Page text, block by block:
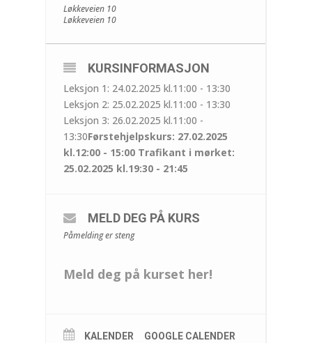
Løkkeveien 10
Løkkeveien 10
KURSINFORMASJON
Leksjon 1: 24.02.2025 kl.11:00 - 13:30
Leksjon 2: 25.02.2025 kl.11:00 - 13:30
Leksjon 3: 26.02.2025 kl.11:00 -
13:30Førstehjelpskurs: 27.02.2025
kl.12:00 - 15:00 Trafikant i mørket:
25.02.2025 kl.19:30 - 21:45
MELD DEG PÅ KURS
Påmelding er steng
Meld deg på kurset her!
KALENDER GOOGLE CALENDER